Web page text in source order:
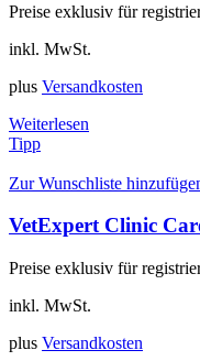
Preise exklusiv für
inkl. MwSt.
plus Versandkosten
Weiterlesen
Tipp
Zur Wunschliste
VetExpert Clinic
Preise exklusiv für
inkl. MwSt.
plus Versandkosten